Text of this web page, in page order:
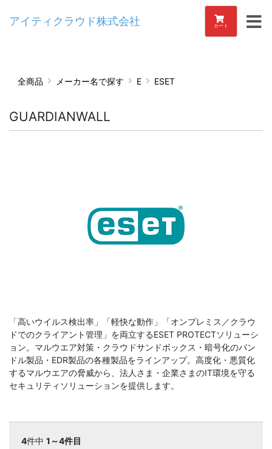
アイティクラウド株式会社 カート
全商品 メーカー名で探す E ESET
GUARDIANWALL
「高いウイルス検出率」「軽快な動作」「オンプレミス／クラウ
ドでのクライアント管理」を両立するESET PROTECTソリューシ
ョン。マルウエア対策・クラウドサンドボックス・暗号化のバン
ドル製品・EDR製品の各種製品をラインアップ。高度化・悪質化
するマルウエアの脅威から、法人さま・企業さまのIT環境を守る
セキュリティソリューションを提供します。
4件中 1～4件目